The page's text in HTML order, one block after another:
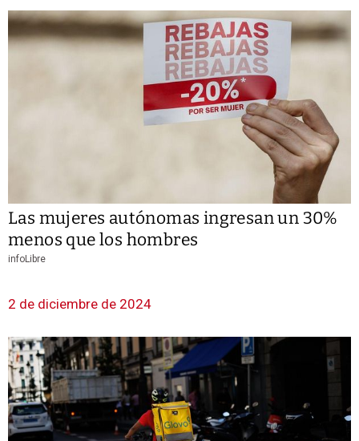
Las mujeres autónomas ingresan un 30%
menos que los hombres
infoLibre
2 de diciembre de 2024